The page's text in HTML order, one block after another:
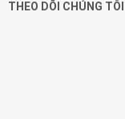
THEO DÕI CHÚNG TÔI